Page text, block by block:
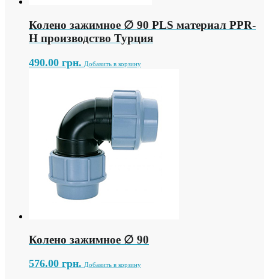
Колено зажимное ∅ 90 PLS материал PPR-
H производство Турция
490.00 грн. Добавить в корзину
Колено зажимное ∅ 90
576.00 грн. Добавить в корзину